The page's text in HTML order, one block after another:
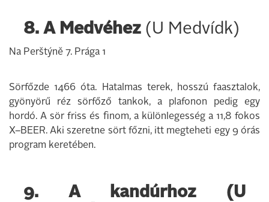
8. A Medvéhez (U Medvídk)
Na Perštýně 7. Prága 1
Sörfőzde 1466 óta. Hatalmas terek, hosszú faasztalok,
gyönyörű réz sörfőző tankok, a plafonon pedig egy
hordó. A sör friss és finom, a különlegesség a 11,8 fokos
X–BEER. Aki szeretne sört főzni, itt megteheti egy 9 órás
program keretében.
9. A kandúrhoz (U